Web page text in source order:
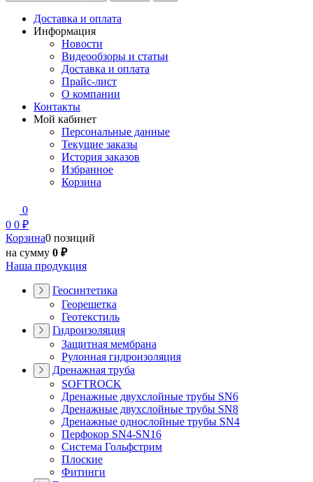
Доставка и оплата
Информация
Новости
Видеообзоры и статьи
Доставка и оплата
Прайс-лист
О компании
Контакты
Мой кабинет
Персональные данные
Текущие заказы
История заказов
Избранное
Корзина
0
0 0 ₽
Корзина0 позиций
на сумму 0 ₽
Наша продукция
Геосинтетика
Георешетка
Геотекстиль
Гидроизоляция
Защитная мембрана
Рулонная гидроизоляция
Дренажная труба
SOFTROCK
Дренажные двухслойные трубы SN6
Дренажные двухслойные трубы SN8
Дренажные однослойные трубы SN4
Перфокор SN4-SN16
Система Гольфстрим
Плоские
Фитинги